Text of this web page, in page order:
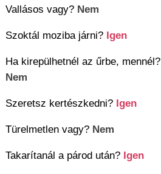
Vallásos vagy? Nem
Szoktál moziba járni? Igen
Ha kirepülhetnél az űrbe, mennél?
Nem
Szeretsz kertészkedni? Igen
Türelmetlen vagy? Nem
Takarítanál a párod után? Igen